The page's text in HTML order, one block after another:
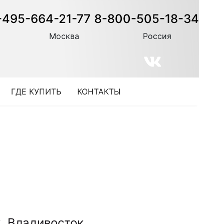
664-21-77
Москва
8-800-505-18-34
Россия
ГДЕ КУПИТЬ КОНТАКТЫ